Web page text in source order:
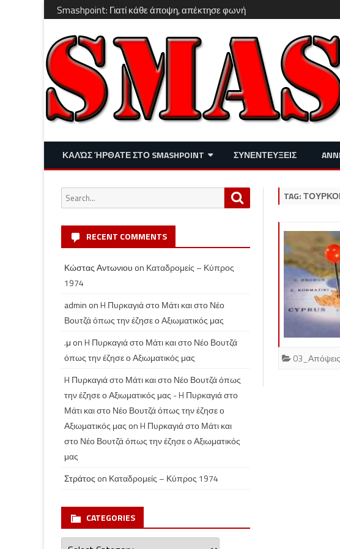
Smashpoint: Γιατί κάθε άποψη, απέκτησε φωνή
ΚΑΛΏΣ ΉΡΘΑΤΕ ΣΤΟ SMASHPOINT
ΔΙΑΣΚΈΔΑΣΗ – LIFESTYLE
ΣΥΝΕΝΤΕΥΞΕΙΣ
TAG:
03_Απόψεις
Search
for:
RECENT COMMENTS
Κώστας Αντωνιου on Καταδρομείς – Κύπρος
1974
admin onH Πυρκαγιά στο Μάτι και στο Νέο
Βουτζά όπως την έζησε ο Αξιωματικός μας
.μ onH Πυρκαγιά στο Μάτι και στο Νέο Βουτζά
όπως την έζησε ο Αξιωματικός μας
H Πυρκαγιά στο Μάτι και στο Νέο Βουτζά όπως
την έζησε ο Αξιωματικός μας - H Πυρκαγιά στο
Μάτι και στο Νέο Βουτζά όπως την έζησε ο
Αξιωματικός μας onH Πυρκαγιά στο Μάτι και
στο Νέο Βουτζά όπως την έζησε ο Αξιωματικός
μας
Στράτος on Καταδρομείς – Κύπρος 1974
CATEGORIES
Categories